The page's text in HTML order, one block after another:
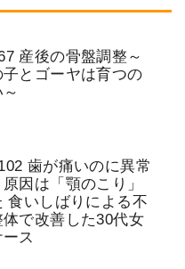
産後の骨盤調整～
子とゴーヤは育つの
歯が痛いのに異常
因は「顎のこり」
食いしばりによる不
で改善した30代女
ス